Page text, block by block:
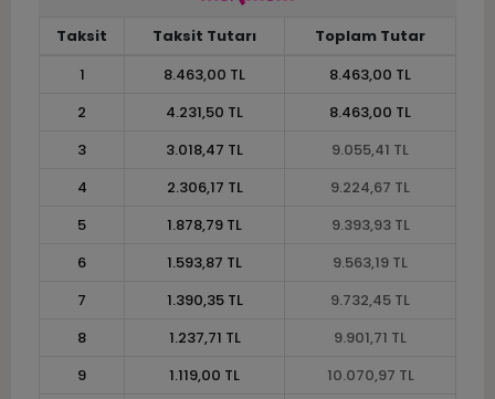
Taksit Taksit Tutarı
Toplam Tutar
1
8.463,00 TL
8.463,00 TL
2
4.231,50 TL
8.463,00 TL
3
3.018,47 TL
9.055,41 TL
4
2.306,17 TL
9.224,67 TL
5
1.878,79 TL
9.393,93 TL
6
1.593,87 TL
9.563,19 TL
7
1.390,35 TL
9.732,45 TL
8
1.237,71 TL
9.901,71 TL
9
1.119,00 TL
10.070,97 TL